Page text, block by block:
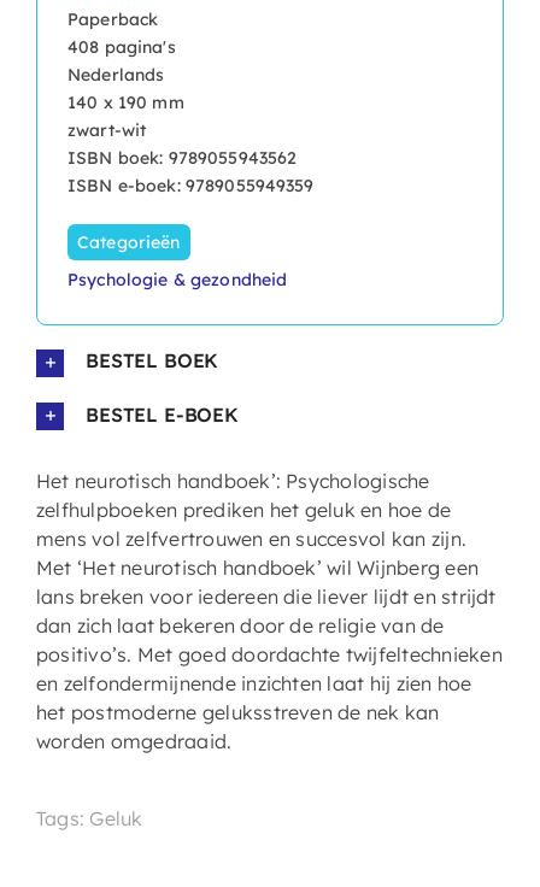
Paperback
408 pagina's
Nederlands
140 x 190 mm
zwart-wit
ISBN boek: 9789055943562
ISBN e-boek: 9789055949359
Categorieën
Psychologie & gezondheid
BESTEL BOEK
BESTEL E-BOEK
Het neurotisch handboek’: Psychologische
zelfhulpboeken prediken het geluk en hoe de
mens vol zelfvertrouwen en succesvol kan zijn.
Met ‘Het neurotisch handboek’ wil Wijnberg een
lans breken voor iedereen die liever lijdt en strijdt
dan zich laat bekeren door de religie van de
positivo’s. Met goed doordachte twijfeltechnieken
en zelfondermijnende inzichten laat hij zien hoe
het postmoderne geluksstreven de nek kan
worden omgedraaid.
Tags: Geluk